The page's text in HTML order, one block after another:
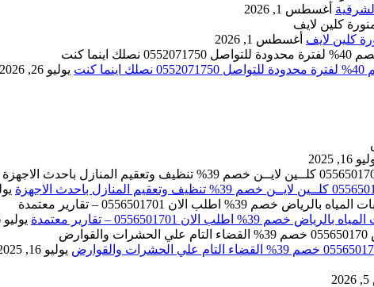
أغسطس 1, 2026
كلين لايف أغسطس 1, 2026
يوليو 26, 2026
16, 2025
يوليو
الان 0556501701‬‏ – تقارير معتمدة يوليو 16, 2025
يوليو 16, 2025